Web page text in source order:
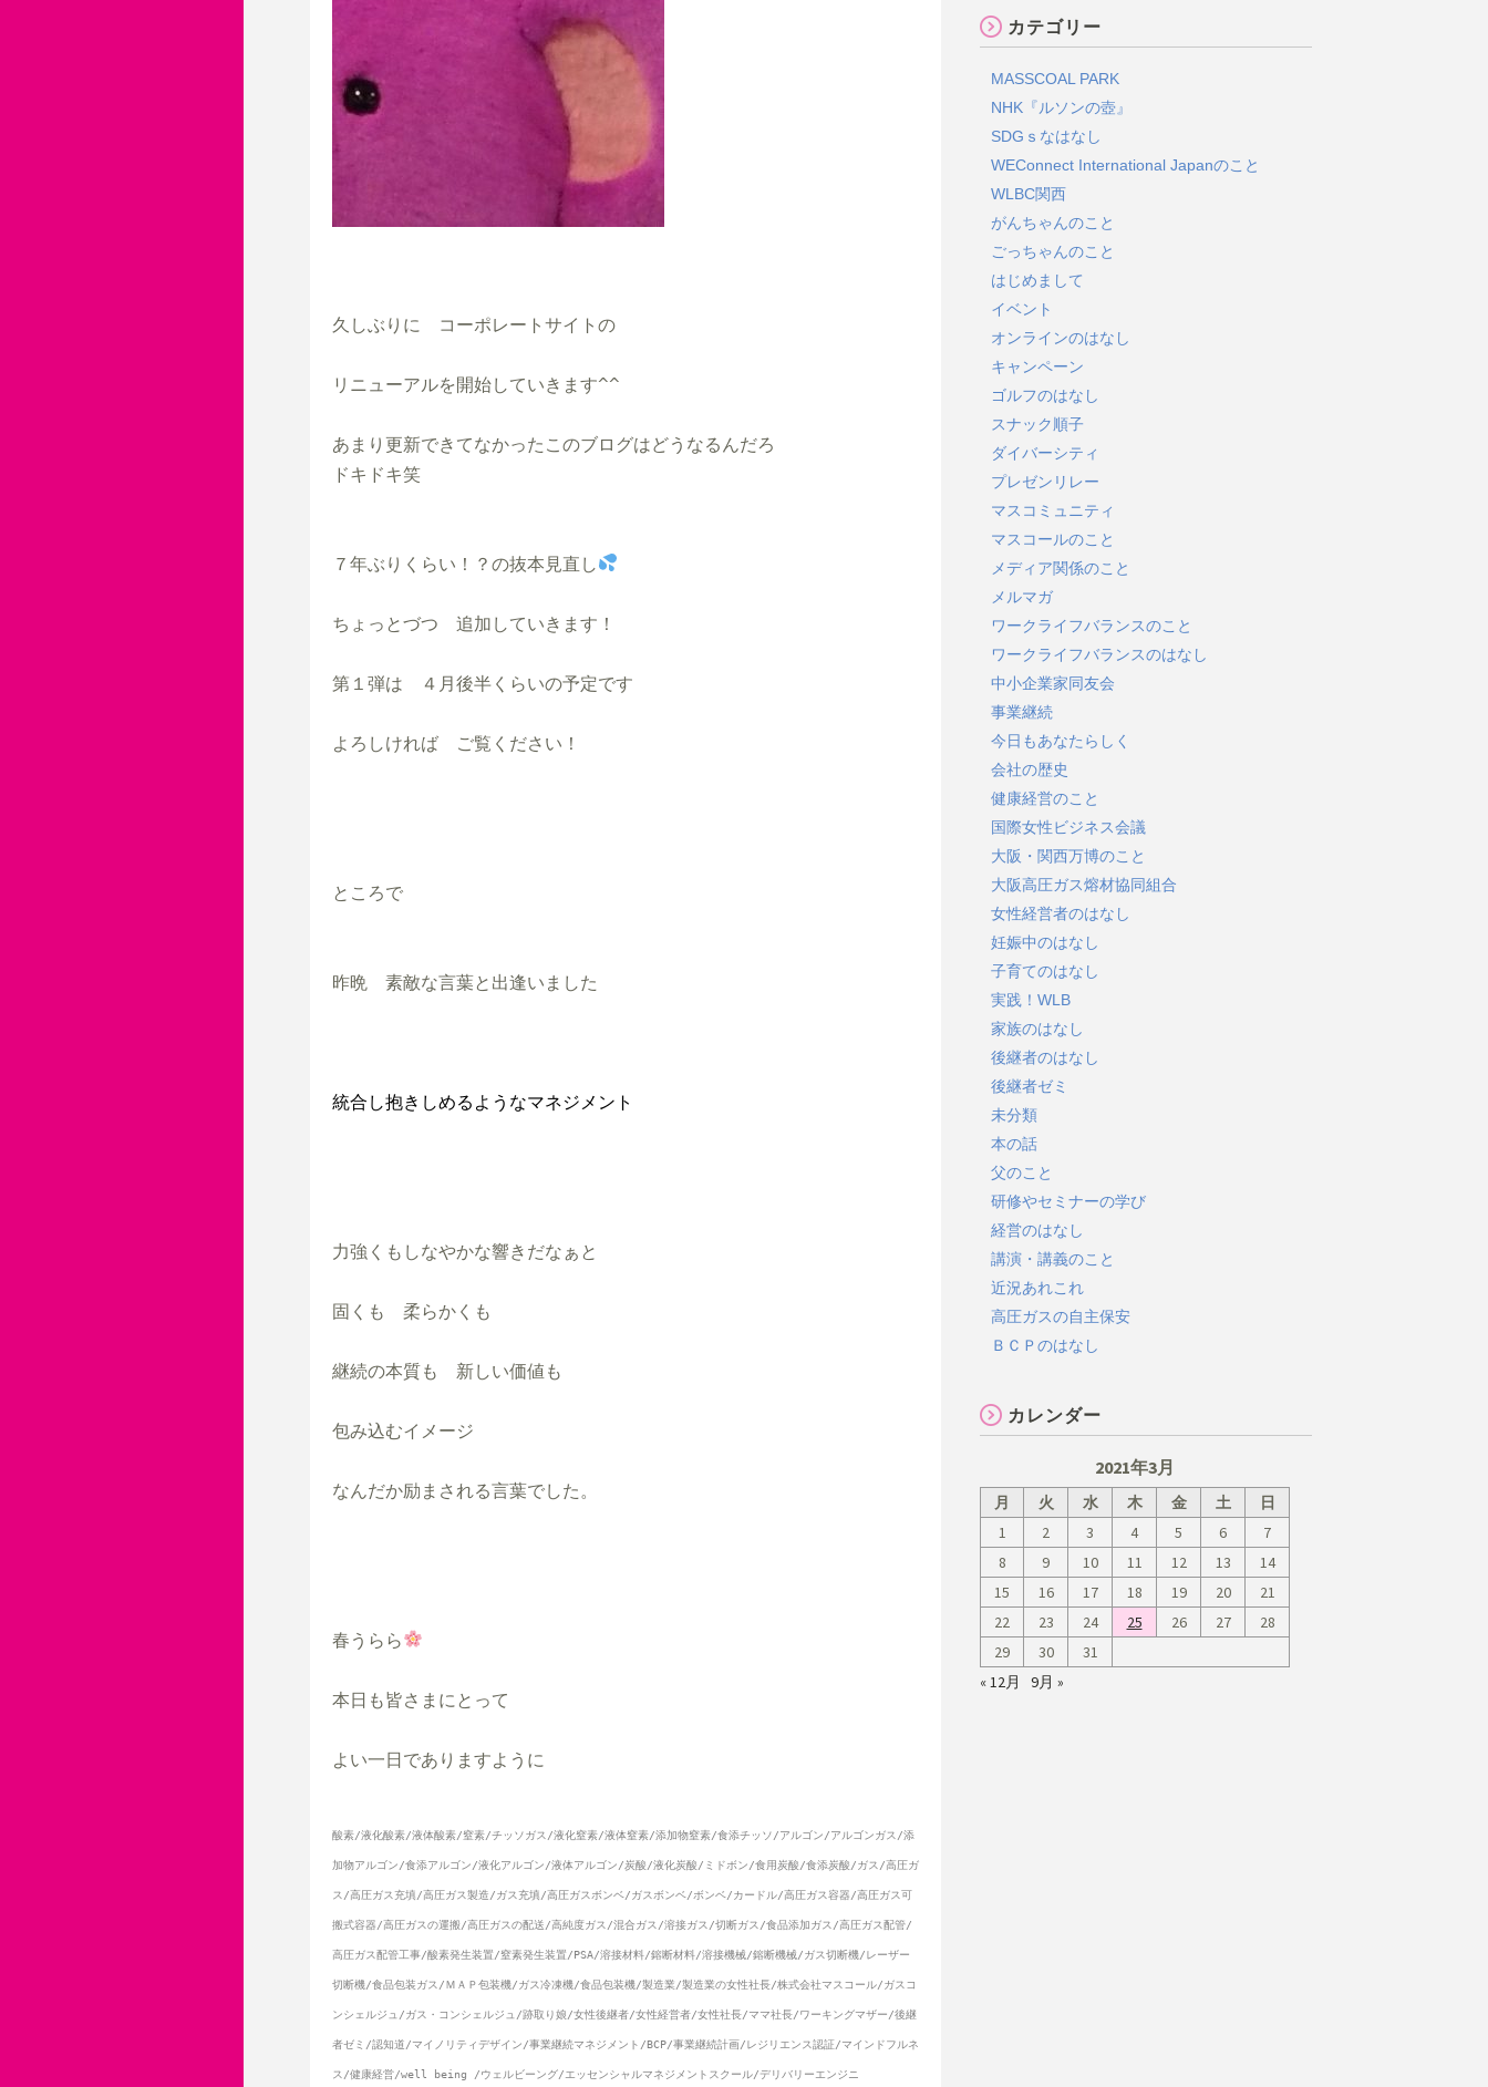
久しぶりに　コーポレートサイトの
リニューアルを開始していきます^^
あまり更新できてなかったこのブログはどうなるんだろ
ドキドキ笑
７年ぶりくらい！？の抜本見直し
ちょっとづつ　追加していきます！
第１弾は　４月後半くらいの予定です
よろしければ　ご覧ください！
ところで
昨晩　素敵な言葉と出逢いました
統合し抱きしめるようなマネジメント
力強くもしなやかな響きだなぁと
固くも　柔らかくも
継続の本質も　新しい価値も
包み込むイメージ
なんだか励まされる言葉でした。
春うらら
本日も皆さまにとって
よい一日でありますように
酸素/液化酸素/液体酸素/窒素/チッソガス/液化窒素/液体窒素/添加物窒素/食添チッソ/アルゴン/アルゴンガス/添
加物アルゴン/食添アルゴン/液化アルゴン/液体アルゴン/炭酸/液化炭酸/ミドボン/食用炭酸/食添炭酸/ガス/高圧ガ
ス/高圧ガス充填/高圧ガス製造/ガス充填/高圧ガスボンベ/ガスボンベ/ボンベ/カードル/高圧ガス容器/高圧ガス可
搬式容器/高圧ガスの運搬/高圧ガスの配送/高純度ガス/混合ガス/溶接ガス/切断ガス/食品添加ガス/高圧ガス配管/
高圧ガス配管工事/酸素発生装置/窒素発生装置/PSA/溶接材料/鎔断材料/溶接機械/鎔断機械/ガス切断機/レーザー
切断機/食品包装ガス/ＭＡＰ包装機/ガス冷凍機/食品包装機/製造業/製造業の女性社長/株式会社マスコール/ガスコ
ンシェルジュ/ガス・コンシェルジュ/跡取り娘/女性後継者/女性経営者/女性社長/ママ社長/ワーキングマザー/後継
者ゼミ/認知道/マイノリティデザイン/事業継続マネジメント/BCP/事業継続計画/レジリエンス認証/マインドフルネ
ス/健康経営/well being /ウェルビーング/エッセンシャルマネジメントスクール/デリバリーエンジニ
カテゴリー
MASSCOAL PARK
NHK『ルソンの壺』
SDGｓなはなし
WEConnect International Japanのこと
WLBC関西
がんちゃんのこと
ごっちゃんのこと
はじめまして
イベント
オンラインのはなし
キャンペーン
ゴルフのはなし
スナック順子
ダイバーシティ
プレゼンリレー
マスコミュニティ
マスコールのこと
メディア関係のこと
メルマガ
ワークライフバランスのこと
ワークライフバランスのはなし
中小企業家同友会
事業継続
今日もあなたらしく
会社の歴史
健康経営のこと
国際女性ビジネス会議
大阪・関西万博のこと
大阪高圧ガス熔材協同組合
女性経営者のはなし
妊娠中のはなし
子育てのはなし
実践！WLB
家族のはなし
後継者のはなし
後継者ゼミ
未分類
本の話
父のこと
研修やセミナーの学び
経営のはなし
講演・講義のこと
近況あれこれ
高圧ガスの自主保安
ＢＣＰのはなし
カレンダー
2021年3月
月 火 水 木 金 土
日
1
2 3 4 5 6
7
8
9 10 11 12 13
14
15
16 17 18 19 20
21
22
23 24 25 26 27
28
29
30
31
« 12月
9月 »